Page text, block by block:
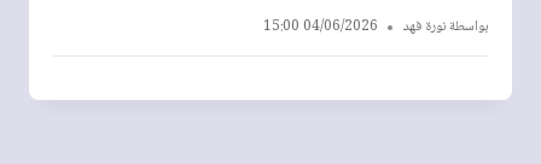
بواسطةنورة فهد 04/06/2026 15:00